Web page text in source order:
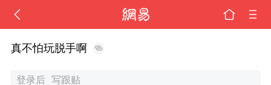
真不怕玩脱手啊